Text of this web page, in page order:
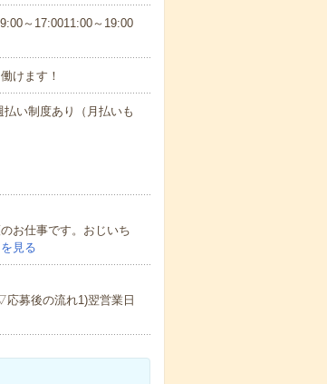
～17:0011:00～19:00
けます！
い制度あり（月払いも
お仕事です。おじいち
見る
募後の流れ1)翌営業日